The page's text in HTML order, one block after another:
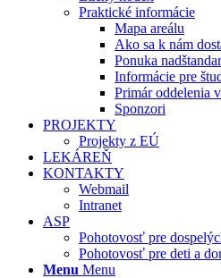
Praktické informácie
Mapa areálu
Ako sa k nám
Ponuka
Informácie pre
Primár oddelenia
Sponzori
PROJEKTY
Projekty z EÚ
LEKÁREŇ
KONTAKTY
Webmail
Intranet
ASP
Pohotovosť pre
Pohotovosť pre deti a
Menu Menu